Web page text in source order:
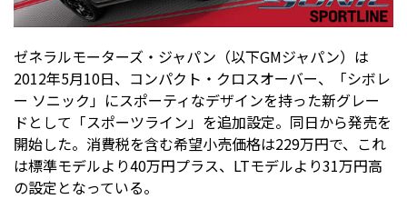
ゼネラルモーターズ・ジャパン（以下GMジャパン）は
2012年5月10日、コンパクト・クロスオーバー、「シボレ
ー ソニック」にスポーティなデザインを持った新グレー
ドとして「スポーツライン」を追加設定。同日から発売を
開始した。消費税を含む希望小売価格は229万円で、これ
は標準モデルより40万円プラス、LTモデルより31万円高
の設定となっている。